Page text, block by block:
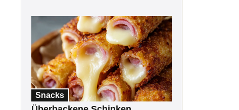
Snacks